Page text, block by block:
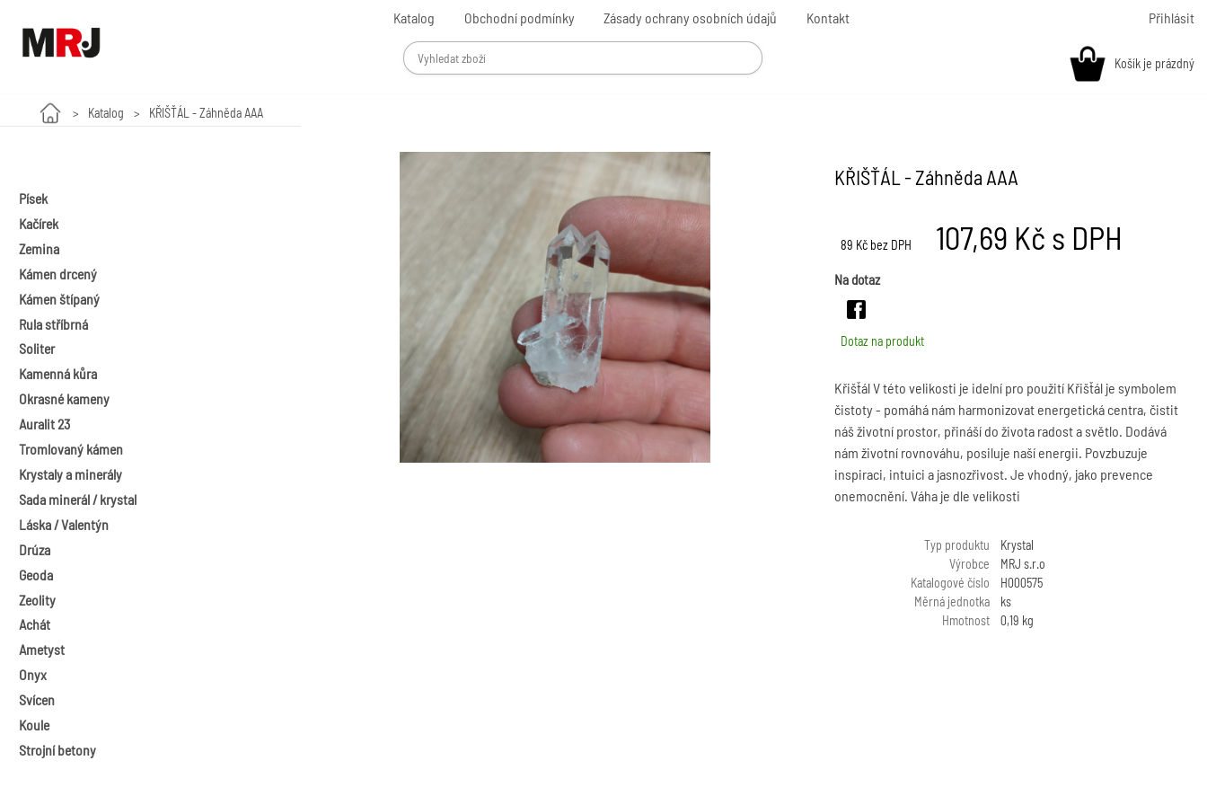
Přihlásit
Katalog Obchodní podmínky Zásady ochrany osobních údajů Kontakt
Košík je prázdný
Katalog KŘIŠŤÁL - Záhněda AAA
Písek
Kačírek
Zemina
Kámen drcený
Kámen štípaný
Rula stříbrná
Soliter
Kamenná kůra
Okrasné kameny
Auralit 23
Tromlovaný kámen
Krystaly a minerály
Sada minerál / krystal
Láska / Valentýn
Drúza
Geoda
Zeolity
Achát
Ametyst
Onyx
Svícen
Koule
Strojní betony
KŘIŠŤÁL - Záhněda AAA
89 Kč bez DPH 107,69 Kč s DPH
Na dotaz
Dotaz na produkt
Křišťál V této velikosti je idelní pro použití Křišťál je symbolem
čistoty - pomáhá nám harmonizovat energetická centra, čistit
náš životní prostor, přináší do života radost a světlo. Dodává
nám životní rovnováhu, posiluje naší energii. Povzbuzuje
inspiraci, intuici a jasnozřivost. Je vhodný, jako prevence
onemocnění. Váha je dle velikosti
Typ produktu
Krystal
Výrobce
MRJ s.r.o
Katalogové číslo
H000575
Měrná jednotka
ks
Hmotnost
0,19 kg